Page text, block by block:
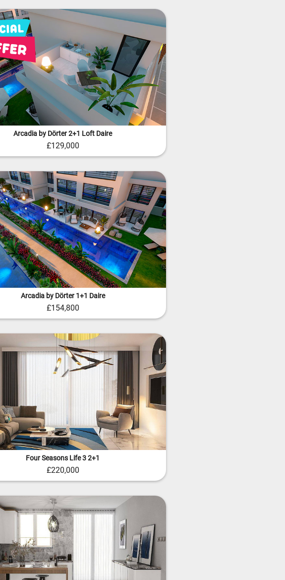
Arcadia by Dörter 2+1 Loft Daire
£129,000
Arcadia by Dörter 1+1 Daire
£154,800
Four Seasons Life 3 2+1
£220,000